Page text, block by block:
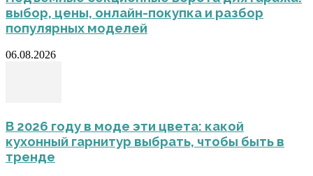
выбор, цены, онлайн-покупка и разбор
популярных моделей
06.08.2026
В 2026 году в моде эти цвета: какой
кухонный гарнитур выбрать, чтобы быть в
тренде